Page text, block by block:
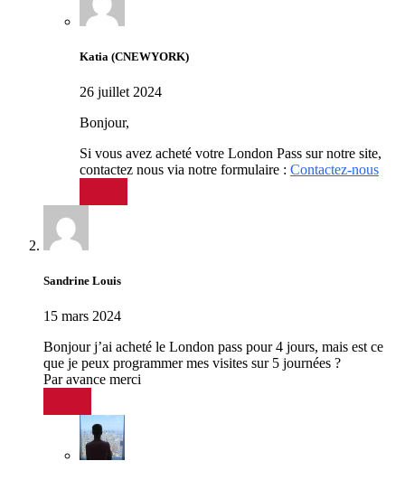
Katia (CNEWYORK)
26 juillet 2024
Bonjour,
Si vous avez acheté votre London Pass sur notre site,
contactez nous via notre formulaire : Contactez-nous
Sandrine Louis
15 mars 2024
Bonjour j’ai acheté le London pass pour 4 jours, mais est ce
que je peux programmer mes visites sur 5 journées ?
Par avance merci